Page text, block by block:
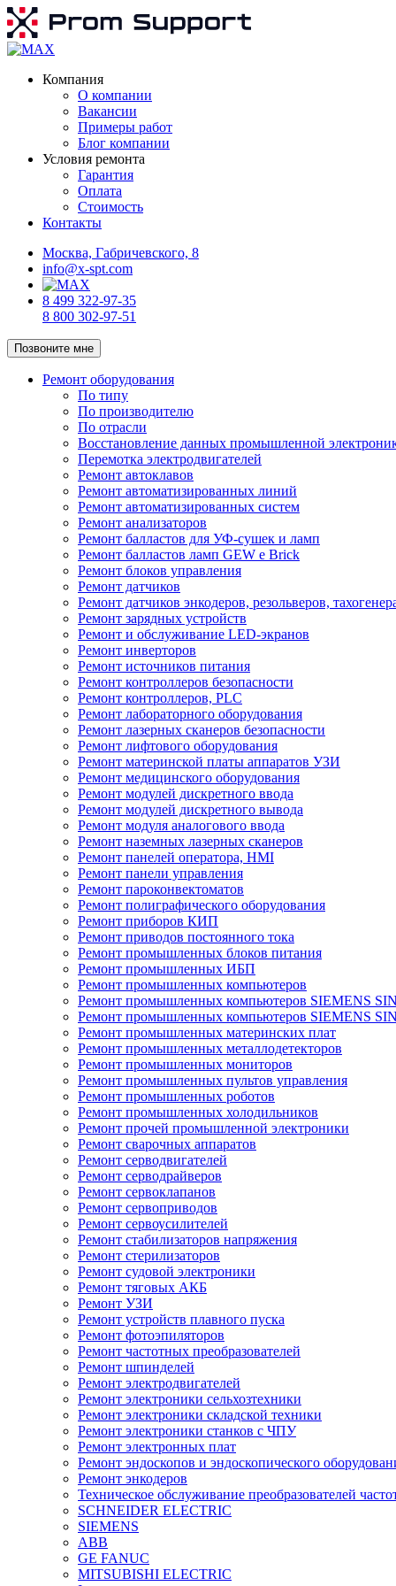
Компания
О компании
Вакансии
Примеры работ
Блог компании
Условия ремонта
Гарантия
Оплата
Стоимость
Контакты
Москва, Габричевского, 8
info@x-spt.com
8 499 322-97-35
8 800 302-97-51
Позвоните мне
Ремонт оборудования
По типу
По производителю
По отрасли
Восстановление данных промышленной
Перемотка электродвигателей
Ремонт автоклавов
Ремонт автоматизированных линий
Ремонт автоматизированных систем
Ремонт анализаторов
Ремонт балластов для УФ-сушек и ламп
Ремонт балластов ламп GEW e Brick
Ремонт блоков управления
Ремонт датчиков
Ремонт датчиков энкодеров, резольверов,
Ремонт зарядных устройств
Ремонт и обслуживание LED-экранов
Ремонт инверторов
Ремонт источников питания
Ремонт контроллеров безопасности
Ремонт контроллеров, PLC
Ремонт лабораторного оборудования
Ремонт лазерных сканеров безопасности
Ремонт лифтового оборудования
Ремонт материнской платы аппаратов УЗИ
Ремонт медицинского оборудования
Ремонт модулей дискретного ввода
Ремонт модулей дискретного вывода
Ремонт модуля аналогового ввода
Ремонт наземных лазерных сканеров
Ремонт панелей оператора, HMI
Ремонт панели управления
Ремонт пароконвектоматов
Ремонт полиграфического оборудования
Ремонт приборов КИП
Ремонт приводов постоянного тока
Ремонт промышленных блоков питания
Ремонт промышленных ИБП
Ремонт промышленных компьютеров
Ремонт промышленных компьютеров SIEMENS
Ремонт промышленных компьютеров SIEMENS
Ремонт промышленных материнских плат
Ремонт промышленных металлодетекторов
Ремонт промышленных мониторов
Ремонт промышленных пультов управления
Ремонт промышленных роботов
Ремонт промышленных холодильников
Ремонт прочей промышленной электроники
Ремонт сварочных аппаратов
Ремонт серводвигателей
Ремонт серводрайверов
Ремонт сервоклапанов
Ремонт сервоприводов
Ремонт сервоусилителей
Ремонт стабилизаторов напряжения
Ремонт стерилизаторов
Ремонт судовой электроники
Ремонт тяговых АКБ
Ремонт УЗИ
Ремонт устройств плавного пуска
Ремонт фотоэпиляторов
Ремонт частотных преобразователей
Ремонт шпинделей
Ремонт электродвигателей
Ремонт электроники сельхозтехники
Ремонт электроники складской техники
Ремонт электроники станков с ЧПУ
Ремонт электронных плат
Ремонт эндоскопов и эндоскопического
Ремонт энкодеров
Техническое обслуживание преобразователей
SCHNEIDER ELECTRIC
SIEMENS
ABB
GE FANUC
MITSUBISHI ELECTRIC